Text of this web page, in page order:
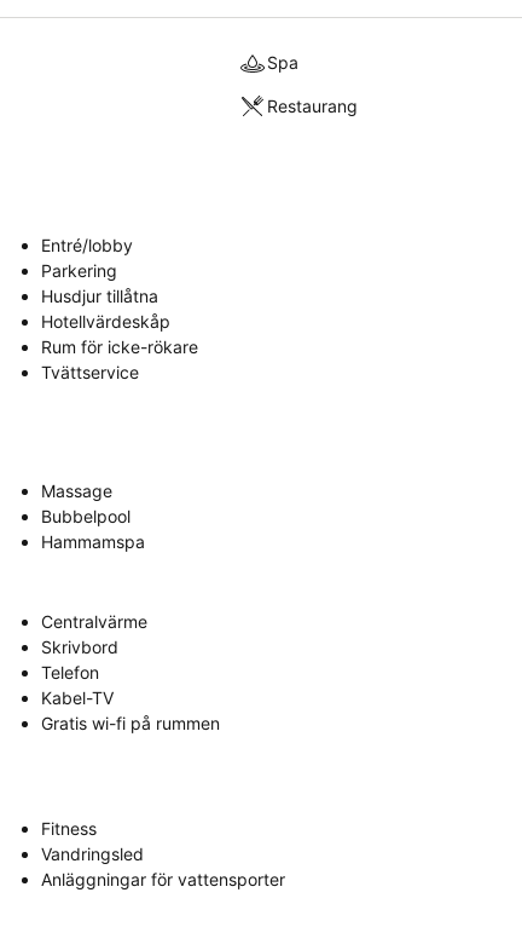
Spa
Restaurang
Entré/lobby
Parkering
Husdjur tillåtna
Hotellvärdeskåp
Rum för icke-rökare
Tvättservice
Massage
Bubbelpool
Hammamspa
Centralvärme
Skrivbord
Telefon
Kabel-TV
Gratis wi-fi på rummen
Fitness
Vandringsled
Anläggningar för vattensporter